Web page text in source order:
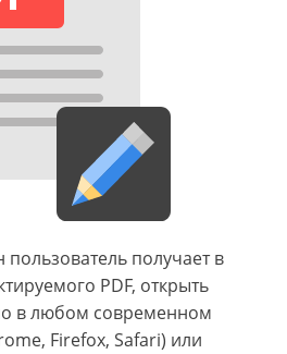
получает в
PDF, открыть
в любом современном
Firefox, Safari) или